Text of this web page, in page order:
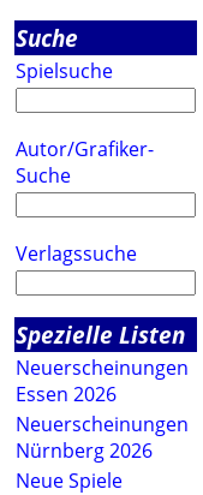
Suche
Spielsuche
Autor/Grafiker-
Suche
Verlagssuche
Spezielle Listen
Neuerscheinungen
Essen 2026
Neuerscheinungen
Nürnberg 2026
Neue Spiele